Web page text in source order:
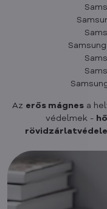
Az erős mágnes a
védelmek -